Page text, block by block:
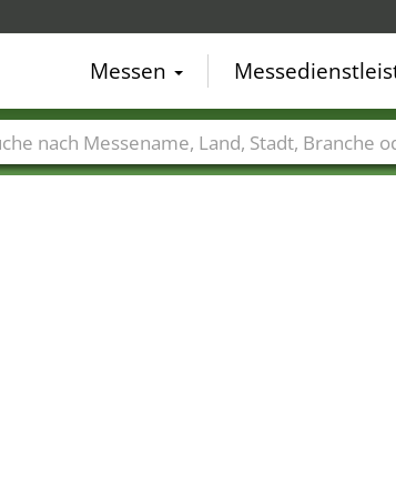
Messen
Messenamen Länder Städte Branchen